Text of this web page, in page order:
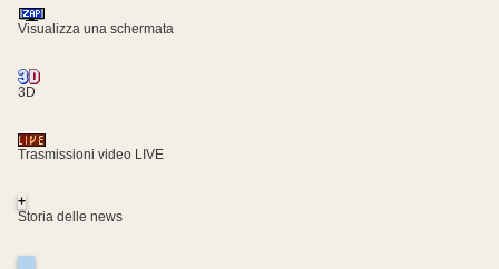
Visualizza una schermata
3D
Trasmissioni video LIVE
+
Storia delle news